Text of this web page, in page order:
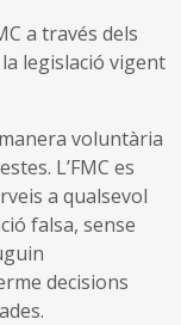
a través dels
legislació vigent
voluntària
L’FMC es
a qualsevol
falsa, sense
decisions